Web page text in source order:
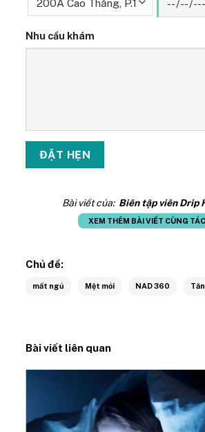
Nhu cầu khám
Bài viết của: Biên tập viên Drip
XEM THÊM BÀI VIẾT CÙNG
Chủ đề:
mất ngủ Mệt mỏi NAD 360
Bài viết liên quan